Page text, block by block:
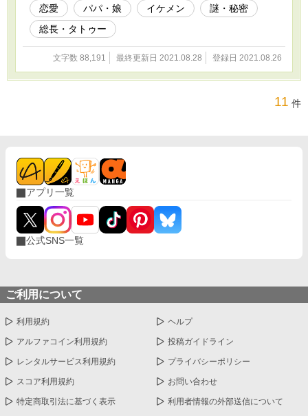
１６歳になったことで、 ずっと思い続けてきた
父、凪との結婚を夢みる。 そんな舞香とは真逆
に、凪、本人はそんなことに全く関心が無いよ
はそうである親子なんだから。 結婚自体、無理
いけない秘密があった。 そのことを舞香は知ら
恋愛 パパ・娘 イケメン
謎・秘密
総長・タトゥー
文字数 88,191 最終更新日 2021.08.28 登録日 2021.08.26
11 件
アプリ一覧
公式SNS一覧
ご利用について
利用規約 ヘルプ
アルファコイン利用規約 投稿ガイドライン
レンタルサービス利用規約 プライバシーポリシー
スコア利用規約 お問い合わせ
特定商取引法に基づく表示 利用者情報の外部送信について